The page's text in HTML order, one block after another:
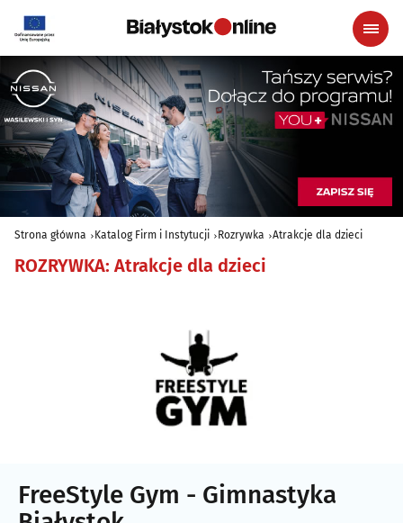
Strona główna Katalog Firm i Instytucji Rozrywka Atrakcje dla dzieci
ROZRYWKA: Atrakcje dla dzieci
FreeStyle Gym - Gimnastyka